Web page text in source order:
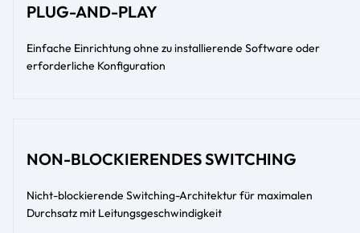
PLUG-AND-PLAY
Einfache Einrichtung ohne zu installierende Software oder
erforderliche Konfiguration
NON-BLOCKIERENDES SWITCHING
Nicht-blockierende Switching-Architektur für maximalen
Durchsatz mit Leitungsgeschwindigkeit